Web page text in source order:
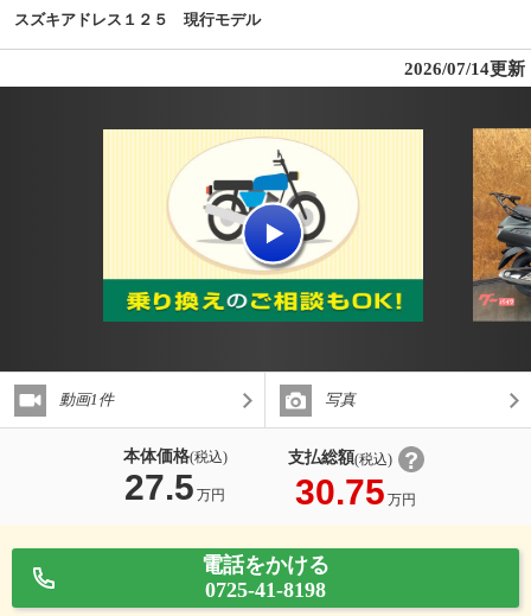
スズキアドレス１２５ 現行モデル
2026/07/14更新
動画1件 写真
本体価格(税込)
27.5 万円
支払総額(税込)
30.75 万円
電話をかける
0725-41-8198